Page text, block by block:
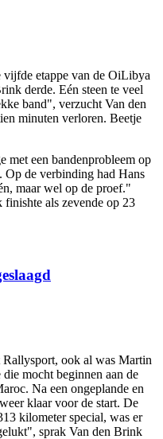
etappe van de OiLibya
derde. Eén steen te veel
band", verzucht Van den
minuten verloren. Beetje
met een bandenprobleem op
Op de verbinding had Hans
maar wel op de proef."
finishte als zevende op 23
ook al was Martin
mocht beginnen aan de
Na een ongeplande en
klaar voor de start. De
kilometer special, was er
sprak Van den Brink